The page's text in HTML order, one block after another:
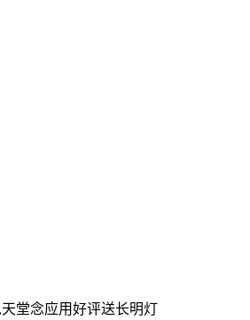
堂念应用好评送长明灯